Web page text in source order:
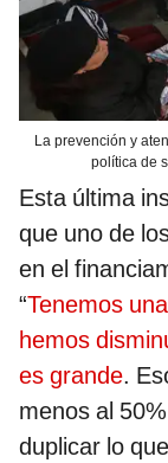
La prevención y
política de
Esta última
que uno de
en el
“Tenemos
hemos
es grande.
menos al
duplicar lo